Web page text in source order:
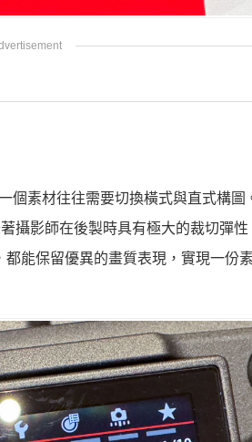
個素材往往需要切換橫式與直式構圖
攝影師在後製時具有極大的裁切彈
能保留優異的畫質表現，實現一份